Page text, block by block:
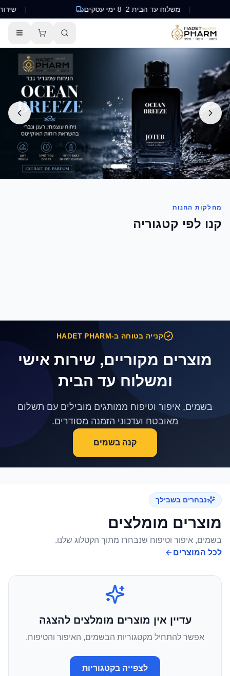
שירות משלוח עד הבית 2–8 ימי עסקים
מחלקות החנות
קנו לפי קטגוריה
קנייה בטוחה ב-HADET PHARM
מוצרים מקוריים, שירות אישי
ומשלוח עד הבית
בשמים, איפור וטיפוח ממותגים מובילים עם תשלום
מאובטח ועדכוני הזמנה מסודרים.
קנה בשמים
נבחרים בשבילך
מוצרים מומלצים
בשמים, איפור וטיפוח שנבחרו מתוך הקטלוג שלנו.
לכל המוצרים
עדיין אין מוצרים מומלצים להצגה
אפשר להתחיל מקטגוריות הבשמים, האיפור והטיפוח.
לצפייה בקטגוריות